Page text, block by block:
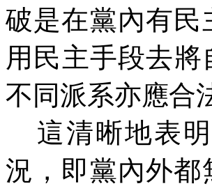
破是在黨內有民
用民主手段去
不同派系亦應合
這清晰地表
況，即黨內外都